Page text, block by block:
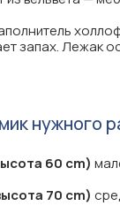
запах. Лежак
нужного
60 cm)
70 cm)